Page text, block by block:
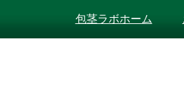
包茎ラボホーム